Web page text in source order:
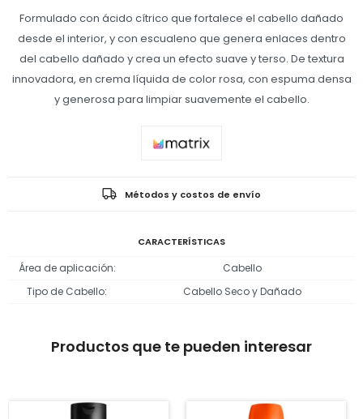
Formulado con ácido cítrico que fortalece el cabello dañado
desde el interior, y con escualeno que genera enlaces dentro
del cabello dañado y crea un efecto suave y terso. De textura
innovadora, en crema líquida de color rosa, con espuma densa
y generosa para limpiar suavemente el cabello.
Métodos y costos de envío
CARACTERÍSTICAS
Área de aplicación
Cabello
Tipo de Cabello
Cabello Seco y Dañado
Productos que te pueden interesar